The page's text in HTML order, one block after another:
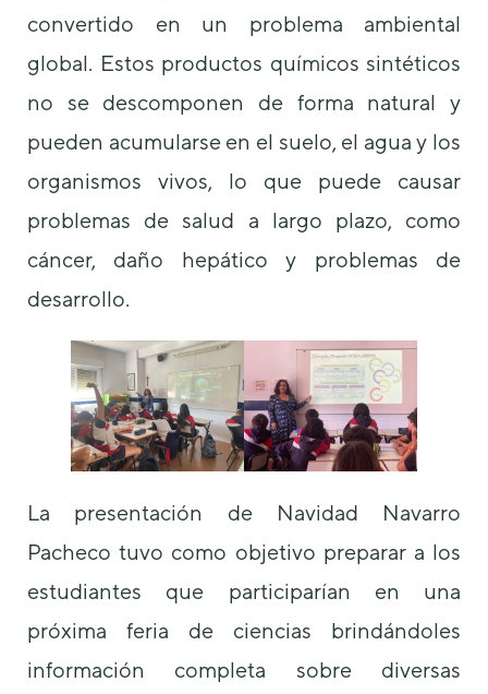
convertido en un problema ambiental
global. Estos productos químicos sintéticos
no se descomponen de forma natural y
pueden acumularse en el suelo, el agua y los
organismos vivos, lo que puede causar
problemas de salud a largo plazo, como
cáncer, daño hepático y problemas de
desarrollo.
La presentación de Navidad Navarro
Pacheco tuvo como objetivo preparar a los
estudiantes que participarían en una
próxima feria de ciencias brindándoles
información completa sobre diversas
mejor posible
visita. Si
cookies,
algunas
funcionalidades
desaparecerán
de la web.
Marketing
comportamiento
mientras visitas
nuestro sitio,
aumentas la
posibilidad de
ver contenido y
ofertas